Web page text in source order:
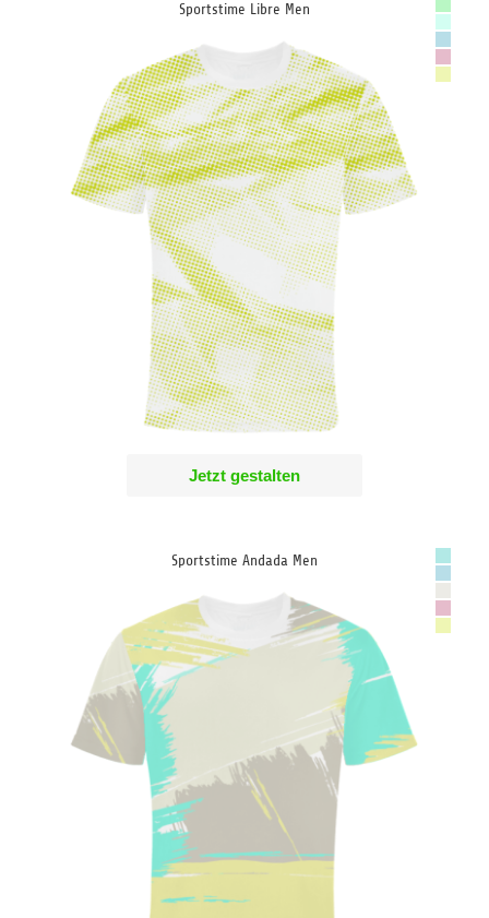
Sportstime Libre Men
Jetzt gestalten
Sportstime Andada Men